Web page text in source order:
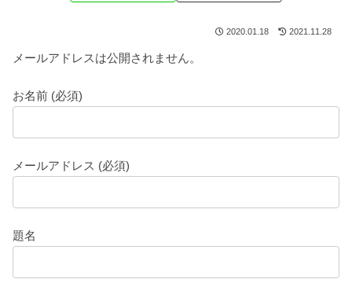
2020.01.18 2021.11.28
メールアドレスは公開されません。
お名前 (必須)
メールアドレス (必須)
題名